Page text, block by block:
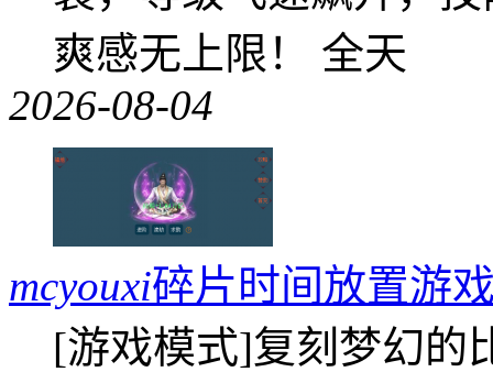
爽感无上限！ 全天
2026-08-04
mcyouxi碎片时间放置游
[游戏模式]复刻梦幻的